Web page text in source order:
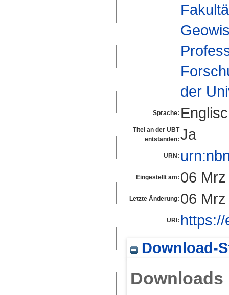
der
Sprache:
Titel an der UBT
entstanden: Ja
URN:
Eingestellt am: 06
Letzte Änderung: 06
URI:
Download-
Downloads